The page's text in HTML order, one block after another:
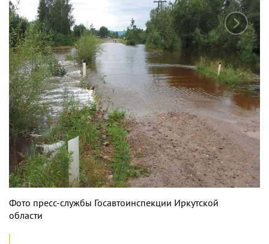
Фото пресс-службы Госавтоинспекции Иркутской
области